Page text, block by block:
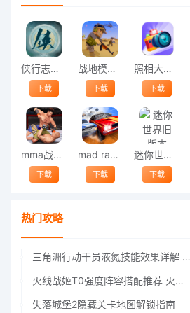
侠行志官方版
下载
战地模拟前线手机版
下载
照相大师手游
下载
mma战斗经理游戏
下载
mad racing3d游戏
下载
迷你世界旧版本0.44.2
下载
热门攻略
三角洲行动干员液氮技能效果详解 三角洲行动干员液氮技能介绍
火线战姬T0强度阵容搭配推荐 火线战姬T0强度阵容哪个好
失落城堡2隐藏关卡地图解锁指南